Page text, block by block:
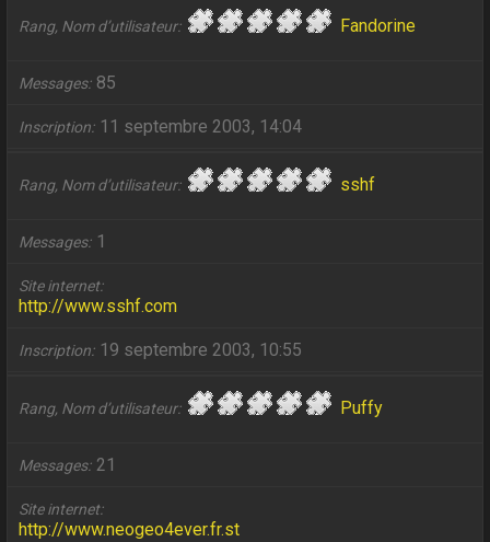
Rang, Nom d’utilisateur Fandorine
Messages 85
Inscription 11 septembre 2003, 14:04
Rang, Nom d’utilisateur sshf
Messages 1
Site internet
http://www.sshf.com
Inscription 19 septembre 2003, 10:55
Rang, Nom d’utilisateur Puffy
Messages 21
Site internet
http://www.neogeo4ever.fr.st